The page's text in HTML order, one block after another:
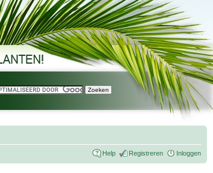
Help Registreren Inloggen